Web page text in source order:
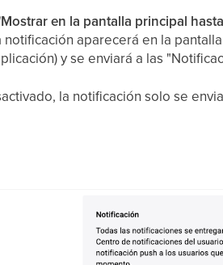
en la pantalla principal
aparecerá en la
y se enviará a las
la notificación solo se